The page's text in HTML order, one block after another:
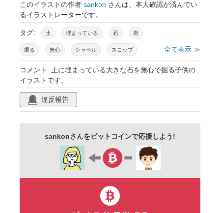
このイラストの作者 sankon さんは、本人確認が済んでい
るイラストレーターです。
タグ: 土 埋まっている 石 岩
掘る 無心 シャベル スコップ
遊び 外 砂 子供 男の子
かわいい シンプル
全て表示 ≫
コメント: 土に埋まっている大きな石を無心で掘る子供の
イラストです。
違反報告
sankonさんをビットコインで応援しよう!